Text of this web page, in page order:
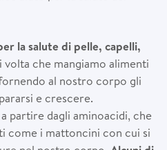
la salute di pelle, capelli,
volta che mangiamo alimenti
al nostro corpo gli
e crescere.
partire dagli aminoacidi, che
come i mattoncini con cui si